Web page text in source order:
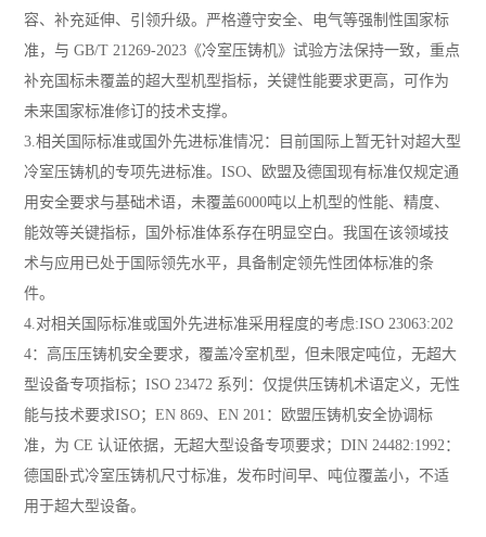
容、补充延伸、引领升级。严格遵守安全、电气等强制性国家标
准，与 GB/T 21269-2023《冷室压铸机》试验方法保持一致，重点
补充国标未覆盖的超大型机型指标，关键性能要求更高，可作为
未来国家标准修订的技术支撑。
3.相关国际标准或国外先进标准情况：目前国际上暂无针对超大型
冷室压铸机的专项先进标准。ISO、欧盟及德国现有标准仅规定通
用安全要求与基础术语，未覆盖6000吨以上机型的性能、精度、
能效等关键指标，国外标准体系存在明显空白。我国在该领域技
术与应用已处于国际领先水平，具备制定领先性团体标准的条
件。
4.对相关国际标准或国外先进标准采用程度的考虑:ISO 23063:202
4：高压压铸机安全要求，覆盖冷室机型，但未限定吨位，无超大
型设备专项指标；ISO 23472 系列：仅提供压铸机术语定义，无性
能与技术要求ISO；EN 869、EN 201：欧盟压铸机安全协调标
准，为 CE 认证依据，无超大型设备专项要求；DIN 24482:1992：
德国卧式冷室压铸机尺寸标准，发布时间早、吨位覆盖小，不适
用于超大型设备。